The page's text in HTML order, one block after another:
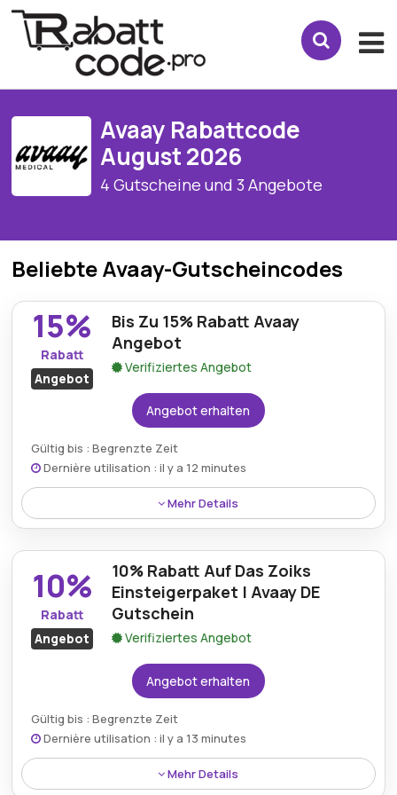
Avaay Rabattcode
August 2026
4 Gutscheine und 3 Angebote
Beliebte Avaay-Gutscheincodes
15%
Rabatt
Angebot
Bis Zu 15% Rabatt Avaay
Angebot
Verifiziertes Angebot
Angebot erhalten
Gültig bis : Begrenzte Zeit
Dernière utilisation : il y a 12 minutes
Mehr Details
ermöglicht Kunden Einsparungen auf eine große
Auswahl an Produkten im gesamten Online-Shop.
Mindestkaufbetrag:Kein Minimum erforderlich
Berechtigung:
Art des Angebots:Zeitlich begrenztes Angebot
Kumulierbar:Nicht mit anderen Aktionen
kombinierbar
Weitere Informationen finden Sie
10%
Rabatt
Angebot
10% Rabatt Auf Das Zoiks
Einsteigerpaket | Avaay DE
Gutschein
Verifiziertes Angebot
Angebot erhalten
Gültig bis : Begrenzte Zeit
Dernière utilisation : il y a 13 minutes
Mehr Details